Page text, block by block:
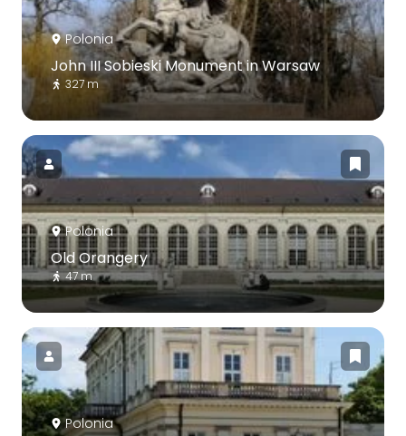
Polonia
John III Sobieski Monument in Warsaw
327 m
Polonia
Old Orangery
47 m
Polonia